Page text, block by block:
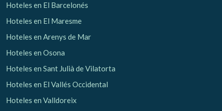
Hoteles en El Barcelonés
Hoteles en El Maresme
Hoteles en Arenys de Mar
Hoteles en Osona
Hoteles en Sant Julià de Vilatorta
Hoteles en El Vallés Occidental
Hoteles en Valldoreix